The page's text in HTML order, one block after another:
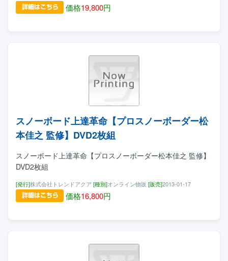
価格19,800円
スノーボード上達革命【プロスノーボーダー松
本佳之 監修】DVD2枚組
スノーボード上達革命【プロスノーボーダー松本佳之 監修】
DVD2枚組
[発行]株式会社トレンドアクア [種別]オンライン物販 [販売]2013-01-17
価格16,800円